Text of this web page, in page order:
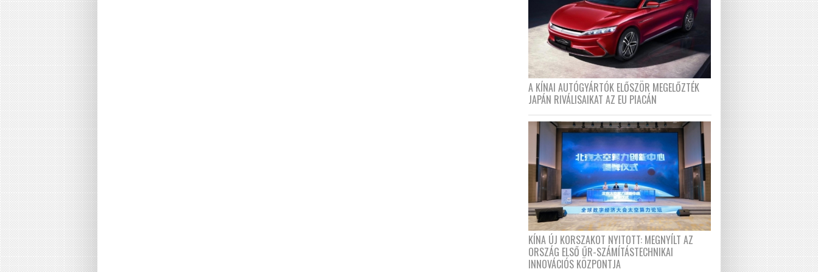
A KÍNAI AUTÓGYÁRTÓK ELŐSZÖR MEGELŐZTÉK
JAPÁN RIVÁLISAIKAT AZ EU PIACÁN
KÍNA ÚJ KORSZAKOT NYITOTT: MEGNYÍLT AZ
ORSZÁG ELSŐ ŰR-SZÁMÍTÁSTECHNIKAI
INNOVÁCIÓS KÖZPONTJA